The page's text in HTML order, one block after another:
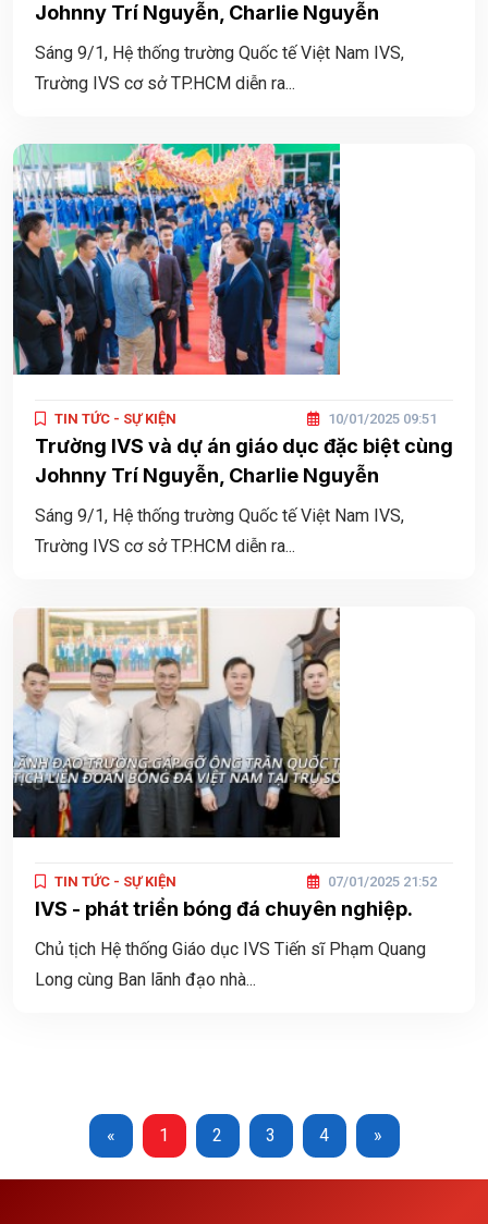
Johnny Trí Nguyễn, Charlie Nguyễn
Sáng 9/1, Hệ thống trường Quốc tế Việt Nam IVS,
Trường IVS cơ sở TP.HCM diễn ra...
TIN TỨC - SỰ KIỆN 10/01/2025 09:51
Trường IVS và dự án giáo dục đặc biệt cùng
Johnny Trí Nguyễn, Charlie Nguyễn
Sáng 9/1, Hệ thống trường Quốc tế Việt Nam IVS,
Trường IVS cơ sở TP.HCM diễn ra...
TIN TỨC - SỰ KIỆN 07/01/2025 21:52
IVS - phát triển bóng đá chuyên nghiệp.
Chủ tịch Hệ thống Giáo dục IVS Tiến sĩ Phạm Quang
Long cùng Ban lãnh đạo nhà...
« 1 2 3 4 »